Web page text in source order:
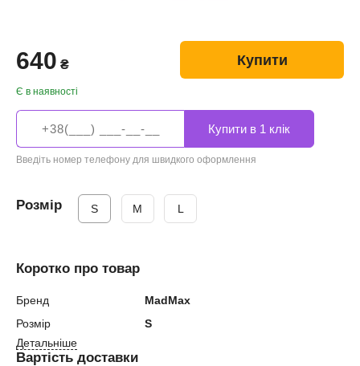
640 ₴
Є в наявності
Купити
Введіть номер телефону для швидкого оформлення
Розмір S M L
Коротко про товар
Бренд
MadMax
Розмір
S
Детальніше
Вартість доставки